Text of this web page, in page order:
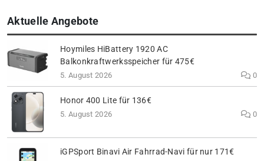
Aktuelle Angebote
Hoymiles HiBattery 1920 AC
Balkonkraftwerksspeicher für 475€
5. August 2026 0
Honor 400 Lite für 136€
5. August 2026 0
iGPSport Binavi Air Fahrrad-Navi für nur 171€